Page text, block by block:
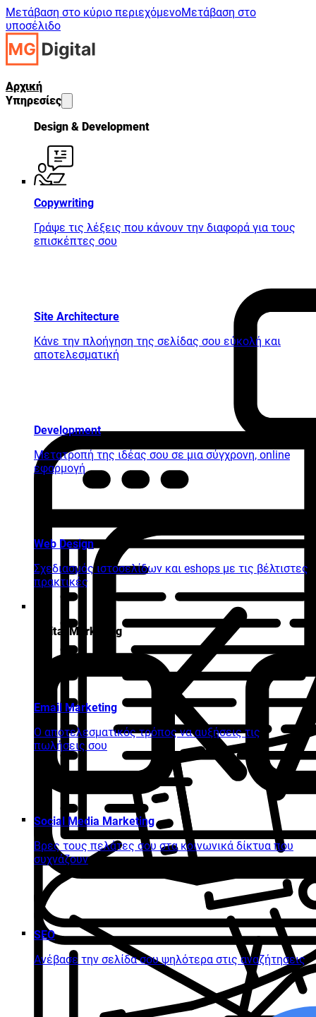
Μετάβαση στο κύριο περιεχόμενοΜετάβαση στο
υποσέλιδο
Αρχική
Υπηρεσίες
Design & Development
Copywriting
Γράψε τις λέξεις που κάνουν την διαφορά για τους
επισκέπτες σου
Site Architecture
Κάνε την πλοήγηση της σελίδας σου εύκολή και
αποτελεσματική
Development
Μετατροπή της ιδέας σου σε μια σύγχρονη, online
εφαρμογή
Web Design
Σχεδιασμός ιστοσελίδων και eshops με τις βέλτιστες
πρακτικές
Digital Marketing
Email Marketing
Ο αποτελεσματικός τρόπος να αυξήσεις τις
πωλήσεις σου
Social Media Marketing
Βρες τους πελάτες σου στα κοινωνικά δίκτυα που
συχνάζουν
SEO
Ανέβασε την σελίδα σου ψηλότερα στις αναζήτησεις